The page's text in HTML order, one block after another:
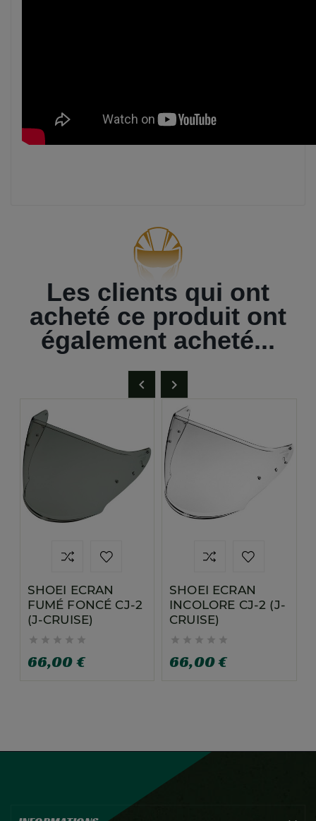
Les clients qui ont
acheté ce produit ont
également acheté...
 
SHOEI ECRAN
FUMÉ FONCÉ CJ-2
(J-CRUISE)
    
66,00 €
SHOEI ECRAN
INCOLORE CJ-2 (J-
CRUISE)
    
66,00 €